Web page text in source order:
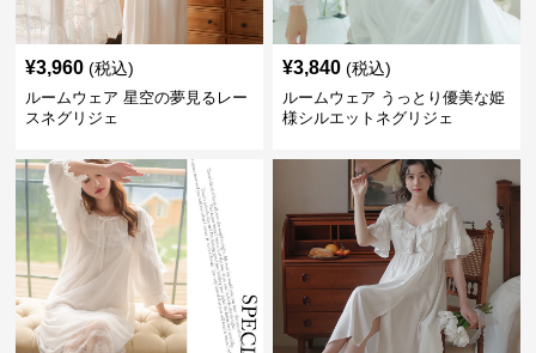
¥3,960 (税込)
ルームウェア 星空の夢見るレー
スネグリジェ
¥3,840 (税込)
ルームウェア うっとり優美な姫
様シルエットネグリジェ